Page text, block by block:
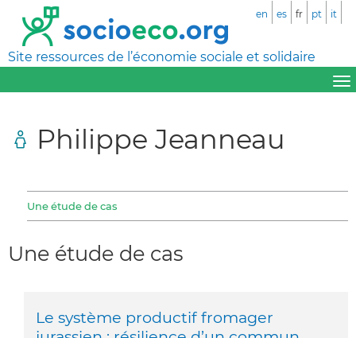
Site ressources de l’économie sociale et solidaire
en es fr pt it
Philippe Jeanneau
Une étude de cas
Une étude de cas
Le système productif fromager